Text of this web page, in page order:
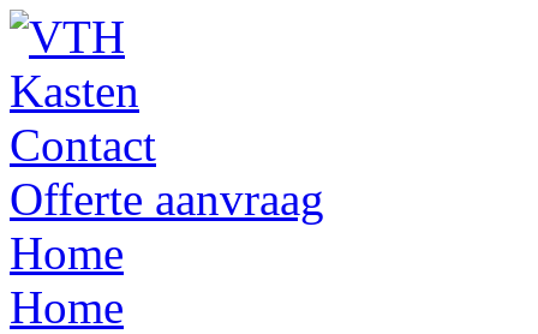
Contact
Offerte aanvraag
Home
Home